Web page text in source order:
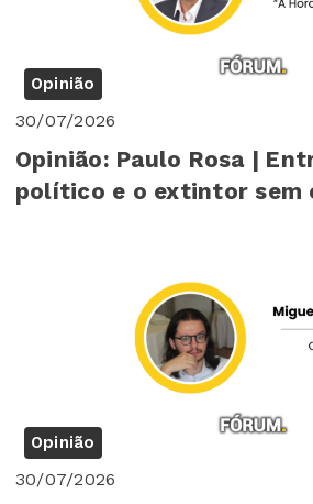
Opinião
30/07/2026
Opinião: Paulo Rosa |
político e o extintor sem
Opinião
30/07/2026